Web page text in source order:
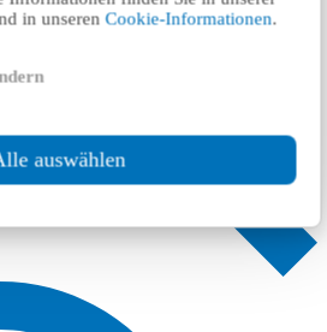
in unserenCookie-Informationen.
auswählen